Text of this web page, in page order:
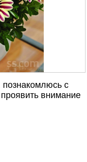
с
внимание